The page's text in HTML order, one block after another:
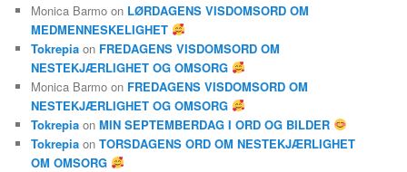
Monica Barmo on LØRDAGENS VISDOMSORD OM
MEDMENNESKELIGHET
Tokrepia on FREDAGENS VISDOMSORD OM
NESTEKJÆRLIGHET OG OMSORG
Monica Barmo on FREDAGENS VISDOMSORD OM
NESTEKJÆRLIGHET OG OMSORG
Tokrepia onMIN SEPTEMBERDAG I ORD OG BILDER
Tokrepia onTORSDAGENS ORD OM NESTEKJÆRLIGHET
OM OMSORG